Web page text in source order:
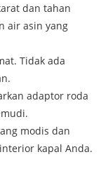
dan tahan
air asin yang
Tidak ada
adaptor roda
modis dan
kapal Anda.